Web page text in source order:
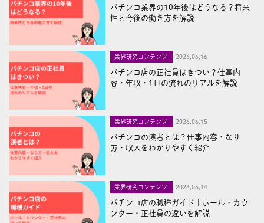
パチンコ業界の10年後はどうなる？将来
性と今後の働き方を解説
業界研究コンテンツ 2026,06,16
パチンコ店の正社員はきつい？仕事内
容・年収・1日の流れのリアルを解説
業界研究コンテンツ 2026,06,15
パチンコの演者とは？仕事内容・なり
方・収入をわかりやすく紹介
業界研究コンテンツ 2026,06,14
パチンコ店の職種ガイド｜ホール・カウ
ンター・正社員の違いを解説